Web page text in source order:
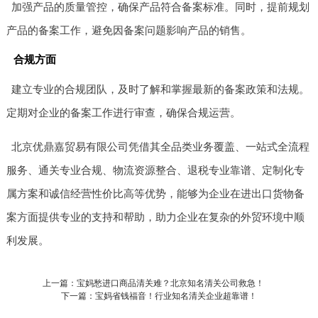
加强产品的质量管控，确保产品符合备案标准。同时，提前规划
产品的备案工作，避免因备案问题影响产品的销售。
合规方面
建立专业的合规团队，及时了解和掌握最新的备案政策和法规。
定期对企业的备案工作进行审查，确保合规运营。
北京优鼎嘉贸易有限公司凭借其全品类业务覆盖、一站式全流程
服务、通关专业合规、物流资源整合、退税专业靠谱、定制化专
属方案和诚信经营性价比高等优势，能够为企业在进出口货物备
案方面提供专业的支持和帮助，助力企业在复杂的外贸环境中顺
利发展。
上一篇：宝妈愁进口商品清关难？北京知名清关公司救急！
下一篇：宝妈省钱福音！行业知名清关企业超靠谱！